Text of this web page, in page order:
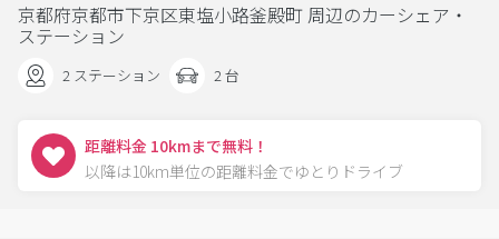
京都府京都市下京区東塩小路釜殿町 周辺のカーシェア・
ステーション
2 ステーション 2 台
距離料金 10kmまで無料！
以降は10km単位の距離料金でゆとりドライブ